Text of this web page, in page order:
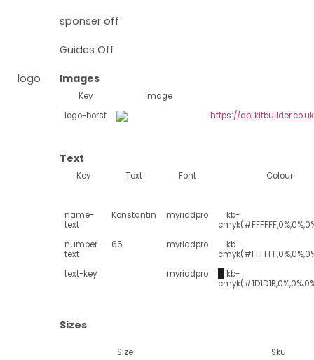
sponser off
Guides Off
logo Images
Key
Image
logo-borst
https://
Text
Key Text Font Colour
name-
text
Konstantin myriadpro
kb-
number-
text
66 myriadpro
kb-
text-key
myriadpro
kb-
Sizes
Size
Sku